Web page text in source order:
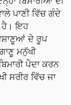
ਪਾਣੀ ਵਿੱਚ ਗੰਦੇ
ਹੈ। ਇਹ
ਦੇ ਰੂਪ
ਮਨੁੱਖੀ
ਪੈਦਾ ਕਰਨ
ਸਰੀਰ ਵਿੱਚ ਜਾ